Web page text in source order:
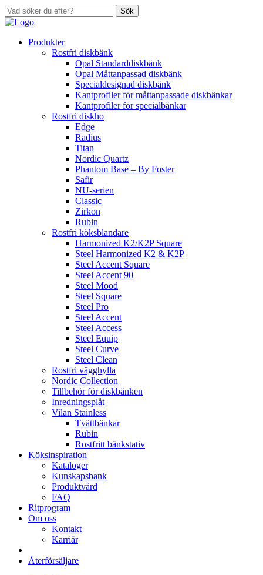
Sök
Produkter
Rostfri diskbänk
Opal Standarddiskbänk
Opal Måttanpassad diskbänk
Specialdesignad diskbänk
Kantprofiler för måttanpassade diskbänkar
Kantprofiler för specialbänkar
Rostfri diskho
Edge
Radius
Titan
Nordic Quartz
Phantom Base – By Foster
Safir
NU-serien
Classic
Zirkon
Rubin
Rostfri köksblandare
Harmonized K2/K2P Square
Steel Harmonized K2 & K2P
Steel Accent Square
Steel Accent 90
Steel Mood
Steel Square
Steel Pro
Steel Accent
Steel Access
Steel Equip
Steel Curve
Steel Clean
Rostfri vägghylla
Nordic Collection
Tillbehör för diskbänken
Inredningsplåt
Vilan Stainless
Tvättbänkar
Rubin
Rostfritt bänkstativ
Köksinspiration
Kataloger
Kunskapsbank
Produktvård
FAQ
Ritprogram
Om oss
Kontakt
Karriär
Återförsäljare